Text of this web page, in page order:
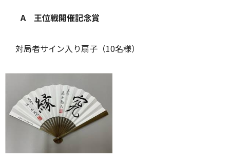
A 王位戦開催記念賞
対局者サイン入り扇子（10名様）